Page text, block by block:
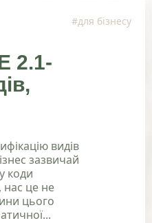
#для бізнесу
2.1-
видів
зазвичай
коди
це не
цього